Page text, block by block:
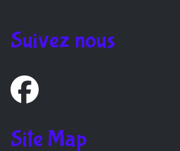
Suivez nous
Site Map